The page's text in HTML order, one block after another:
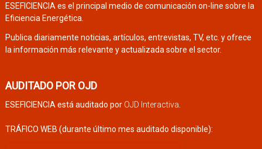
ESEFICIENCIA es el principal medio de comunicación on-line sobre la
Eficiencia Energética.
Publica diariamente noticias, artículos, entrevistas, TV, etc. y ofrece
la información más relevante y actualizada sobre el sector.
AUDITADO POR OJD
ESEFICIENCIA está auditado por OJD Interactiva
TRÁFICO WEB (durante último mes auditado disponible):